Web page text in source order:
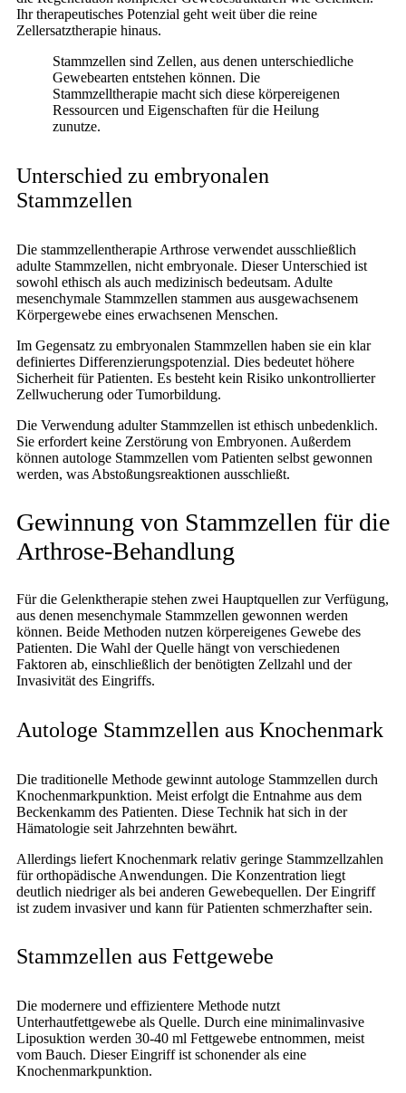
Ihr therapeutisches Potenzial geht weit über die reine
Zellersatztherapie hinaus.
Stammzellen sind Zellen, aus denen unterschiedliche
Gewebearten entstehen können. Die
Stammzelltherapie macht sich diese körpereigenen
Ressourcen und Eigenschaften für die Heilung
zunutze.
Unterschied zu embryonalen
Stammzellen
Die stammzellentherapie Arthrose verwendet ausschließlich
adulte Stammzellen, nicht embryonale. Dieser Unterschied ist
sowohl ethisch als auch medizinisch bedeutsam. Adulte
mesenchymale Stammzellen stammen aus ausgewachsenem
Körpergewebe eines erwachsenen Menschen.
Im Gegensatz zu embryonalen Stammzellen haben sie ein klar
definiertes Differenzierungspotenzial. Dies bedeutet höhere
Sicherheit für Patienten. Es besteht kein Risiko unkontrollierter
Zellwucherung oder Tumorbildung.
Die Verwendung adulter Stammzellen ist ethisch unbedenklich.
Sie erfordert keine Zerstörung von Embryonen. Außerdem
können autologe Stammzellen vom Patienten selbst gewonnen
werden, was Abstoßungsreaktionen ausschließt.
Gewinnung von Stammzellen für die
Arthrose-Behandlung
Für die Gelenktherapie stehen zwei Hauptquellen zur Verfügung,
aus denen mesenchymale Stammzellen gewonnen werden
können. Beide Methoden nutzen körpereigenes Gewebe des
Patienten. Die Wahl der Quelle hängt von verschiedenen
Faktoren ab, einschließlich der benötigten Zellzahl und der
Invasivität des Eingriffs.
Autologe Stammzellen aus Knochenmark
Die traditionelle Methode gewinnt autologe Stammzellen durch
Knochenmarkpunktion. Meist erfolgt die Entnahme aus dem
Beckenkamm des Patienten. Diese Technik hat sich in der
Hämatologie seit Jahrzehnten bewährt.
Allerdings liefert Knochenmark relativ geringe Stammzellzahlen
für orthopädische Anwendungen. Die Konzentration liegt
deutlich niedriger als bei anderen Gewebequellen. Der Eingriff
ist zudem invasiver und kann für Patienten schmerzhafter sein.
Stammzellen aus Fettgewebe
Die modernere und effizientere Methode nutzt
Unterhautfettgewebe als Quelle. Durch eine minimalinvasive
Liposuktion werden 30-40 ml Fettgewebe entnommen, meist
vom Bauch. Dieser Eingriff ist schonender als eine
Knochenmarkpunktion.